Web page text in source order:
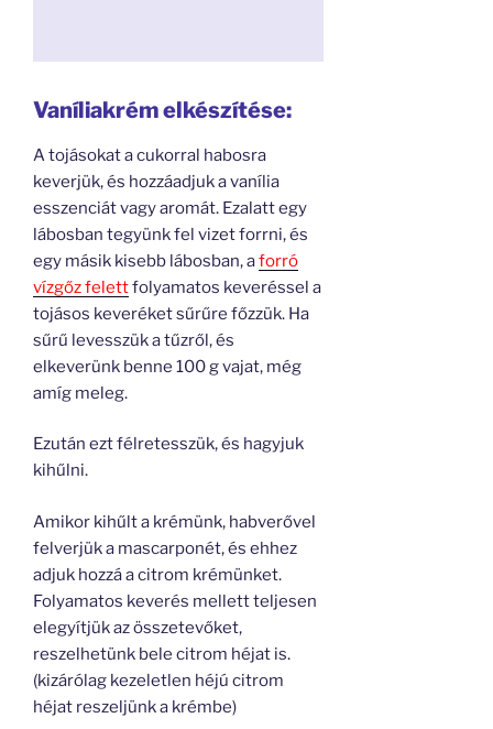
Vaníliakrém elkészítése:
A tojásokat a cukorral habosra
keverjük, és hozzáadjuk a vanília
esszenciát vagy aromát. Ezalatt egy
lábosban tegyünk fel vizet forrni, és
egy másik kisebb lábosban, aforró
vízgőz felettfolyamatos keveréssel a
tojásos keveréket sűrűre főzzük. Ha
sűrű levesszük a tűzről, és
elkeverünk benne 100 g vajat, még
amíg meleg.
Ezután ezt félretesszük, és hagyjuk
kihűlni.
Amikor kihűlt a krémünk, habverővel
felverjük a mascarponét, és ehhez
adjuk hozzá a citrom krémünket.
Folyamatos keverés mellett teljesen
elegyítjük az összetevőket,
reszelhetünk bele citrom héjat is.
(kizárólag kezeletlen héjú citrom
héjat reszeljünk a krémbe)